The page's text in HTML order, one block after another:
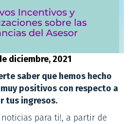
diciembre, 2021
saber que hemos hecho
positivos con respecto a
tus ingresos.
noticias para ti!, a partir de